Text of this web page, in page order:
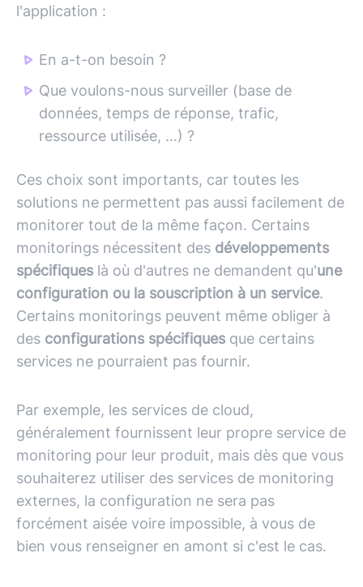
l'application :
En a-t-on besoin ?
Que voulons-nous surveiller (base de
données, temps de réponse, trafic,
ressource utilisée, ...) ?
Ces choix sont importants, car toutes les
solutions ne permettent pas aussi facilement de
monitorer tout de la même façon. Certains
monitorings nécessitent des développements
spécifiques là où d'autres ne demandent qu'une
configuration ou la souscription à un service.
Certains monitorings peuvent même obliger à
des configurations spécifiques que certains
services ne pourraient pas fournir.
Par exemple, les services de cloud,
généralement fournissent leur propre service de
monitoring pour leur produit, mais dès que vous
souhaiterez utiliser des services de monitoring
externes, la configuration ne sera pas
forcément aisée voire impossible, à vous de
bien vous renseigner en amont si c'est le cas.